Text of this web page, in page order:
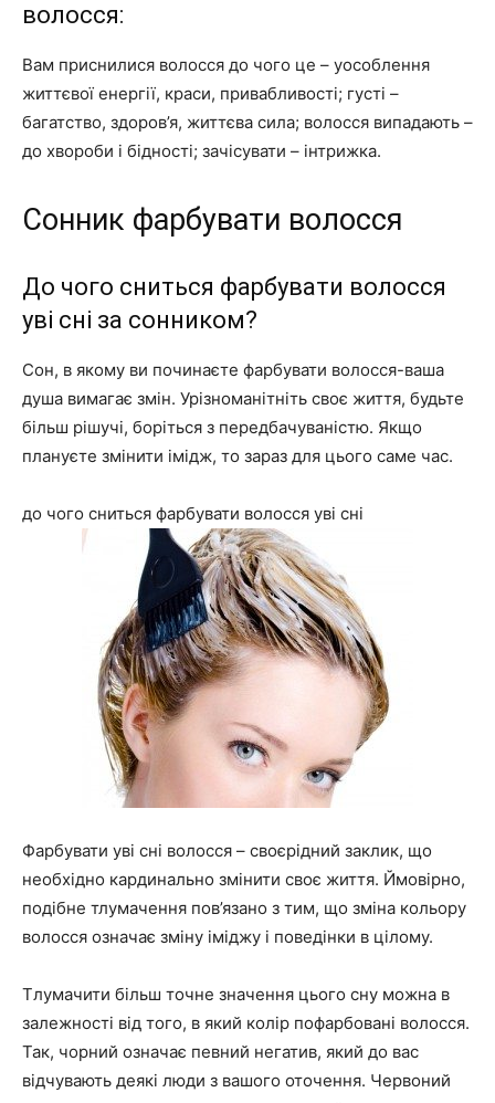
волосся:
Вам приснилися волосся до чого це – уособлення
життєвої енергії, краси, привабливості; густі –
багатство, здоров’я, життєва сила; волосся випадають –
до хвороби і бідності; зачісувати – інтрижка.
Сонник фарбувати волосся
До чого сниться фарбувати волосся
уві сні за сонником?
Сон, в якому ви починаєте фарбувати волосся-ваша
душа вимагає змін. Урізноманітніть своє життя, будьте
більш рішучі, боріться з передбачуваністю. Якщо
плануєте змінити імідж, то зараз для цього саме час.
до чого сниться фарбувати волосся уві сні
Фарбувати уві сні волосся – своєрідний заклик, що
необхідно кардинально змінити своє життя. Ймовірно,
подібне тлумачення пов’язано з тим, що зміна кольору
волосся означає зміну іміджу і поведінки в цілому.
Тлумачити більш точне значення цього сну можна в
залежності від того, в який колір пофарбовані волосся.
Так, чорний означає певний негатив, який до вас
відчувають деякі люди з вашого оточення. Червоний